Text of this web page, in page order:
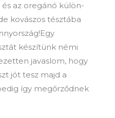
az oregánó külön-
kovászos tésztába
készítünk némi
javaslom, hogy
jót tesz majd a
így megőrződnek